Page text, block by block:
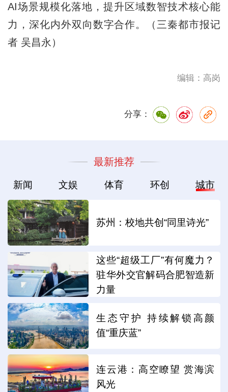
AI场景规模化落地，提升区域数智技术核心能
力，深化内外双向数字合作。（三秦都市报记
者 吴昌永）
编辑：高岗
分享：
最新推荐
新闻 文娱 体育 环创 城市
苏州：校地共创“同里诗光”
这些“超级工厂”有何魔力？
驻华外交官解码合肥智造新
力量
生态守护 持续解锁高颜
值“重庆蓝”
连云港：高空瞭望 赏海滨
风光